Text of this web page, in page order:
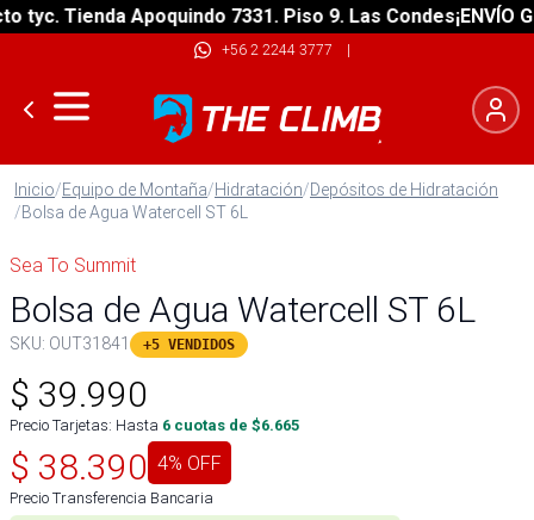
Tienda Apoquindo 7331. Piso 9. Las Condes¡ENVÍO
+56 2 2244 3777 |
Inicio/Equipo de Montaña/Hidratación/Depósitos de Hidratación
/Bolsa de Agua Watercell ST 6L
Sea To Summit
Bolsa de Agua Watercell ST 6L
SKU: OUT31841 +5 VENDIDOS
$ 39.990
Precio Tarjetas: Hasta 6 cuotas de $6.665
$ 38.390 4% OFF
Precio Transferencia Bancaria